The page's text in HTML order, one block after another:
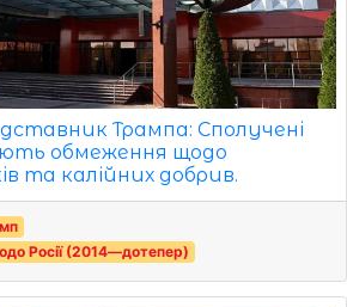
Трампа: Сполучені
обмеження щодо
та калійних добрив.
Росії (2014—дотепер)